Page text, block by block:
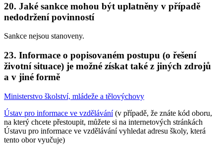
20. Jaké sankce mohou být uplatněny v případě
nedodržení povinností
Sankce nejsou stanoveny.
23. Informace o popisovaném postupu (o řešení
životní situace) je možné získat také z jiných zdrojů
a v jiné formě
Ministerstvo školství, mládeže a tělovýchovy
Ústav pro informace ve vzdělávání(v případě, že znáte kód oboru,
na který chcete přestoupit, můžete si na internetových stránkách
Ústavu pro informace ve vzdělávání vyhledat adresu školy, která
tento obor vyučuje)